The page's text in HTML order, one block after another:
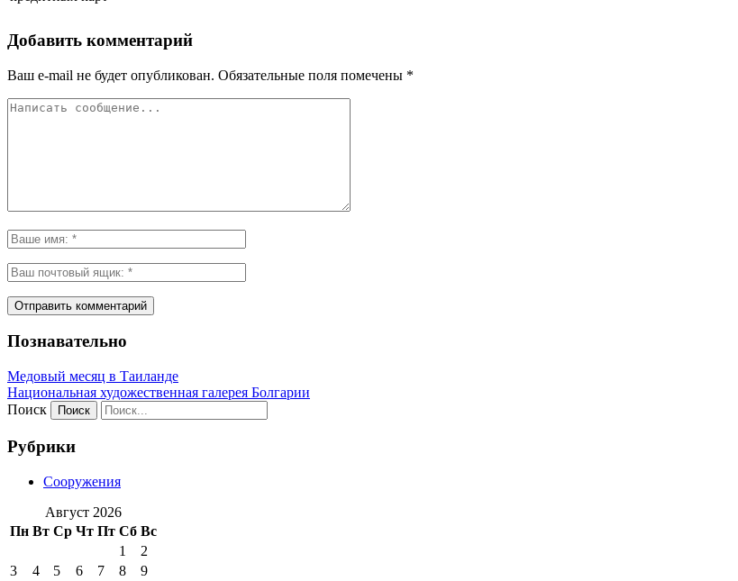
Добавить комментарий
Ваш e-mail не будет опубликован. Обязательные поля помечены *
Познавательно
Медовый месяц в Таиланде
Национальная художественная галерея Болгарии
Поиск
Рубрики
Сооружения
Август 2026
Пн Вт Ср Чт Пт Сб Вс
1
2
3
4 5 6 7 8
9